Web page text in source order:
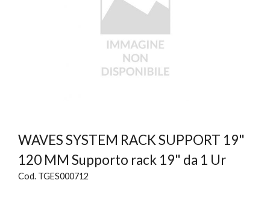
WAVES SYSTEM RACK SUPPORT 19"
120 MM Supporto rack 19" da 1 Ur
Cod. TGES000712